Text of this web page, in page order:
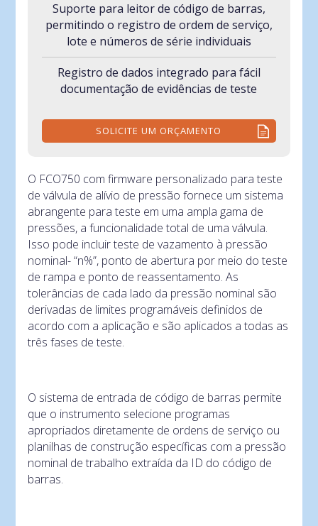
Suporte para leitor de código de barras,
permitindo o registro de ordem de serviço,
lote e números de série individuais
Registro de dados integrado para fácil
documentação de evidências de teste
SOLICITE UM ORÇAMENTO
O FCO750 com firmware personalizado para teste
de válvula de alívio de pressão fornece um sistema
abrangente para teste em uma ampla gama de
pressões, a funcionalidade total de uma válvula.
Isso pode incluir teste de vazamento à pressão
nominal- “n%”, ponto de abertura por meio do teste
de rampa e ponto de reassentamento. As
tolerâncias de cada lado da pressão nominal são
derivadas de limites programáveis ​​definidos de
acordo com a aplicação e são aplicados a todas as
três fases de teste.
O sistema de entrada de código de barras permite
que o instrumento selecione programas
apropriados diretamente de ordens de serviço ou
planilhas de construção específicas com a pressão
nominal de trabalho extraída da ID do código de
barras.